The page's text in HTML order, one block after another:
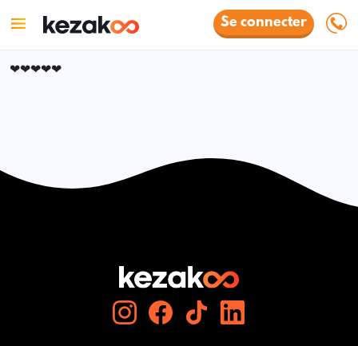
Se connecter
❤❤❤❤❤